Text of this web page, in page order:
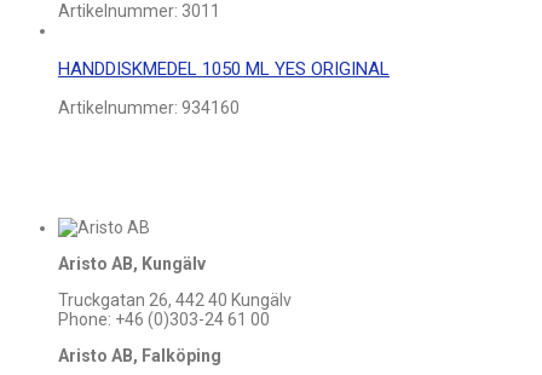
Artikelnummer: 3011
HANDDISKMEDEL 1050 ML YES ORIGINAL
Artikelnummer: 934160
Aristo AB, Kungälv
Truckgatan 26, 442 40 Kungälv
Phone: +46 (0)303-24 61 00
Aristo AB, Falköping